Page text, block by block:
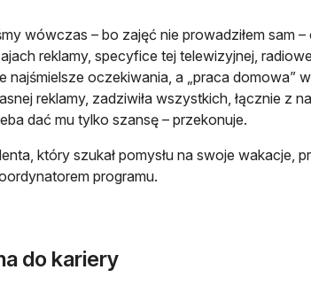
wówczas – bo zajęć nie prowadziłem sam
reklamy, specyfice tej telewizyjnej,
najśmielsze oczekiwania, a „praca domowa”
reklamy, zadziwiła wszystkich, łącznie z
dać mu tylko szansę – przekonuje.
który szukał pomysłu na swoje wakacje,
programu.
do kariery